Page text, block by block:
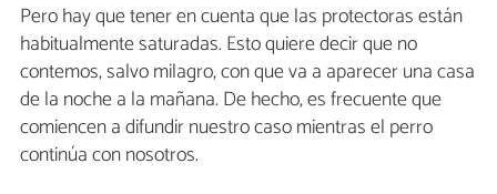
Pero hay que tener en cuenta que las protectoras están
habitualmente saturadas. Esto quiere decir que no
contemos, salvo milagro, con que va a aparecer una casa
de la noche a la mañana. De hecho, es frecuente que
comiencen a difundir nuestro caso mientras el perro
continúa con nosotros.